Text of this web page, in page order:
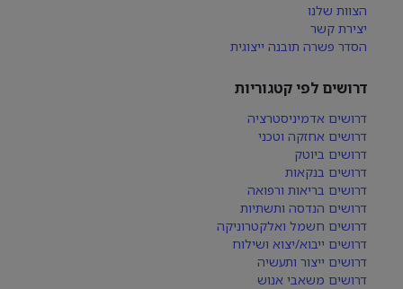
הצוות שלנו
יצירת קשר
הסדר פשרה תובנה ייצוגית
דרושים לפי קטגוריות
דרושים אדמיניסטרציה
דרושים אחזקה וטכני
דרושים ביוטק
דרושים בנקאות
דרושים בריאות ורפואה
דרושים הנדסה ותשתיות
דרושים חשמל ואלקטרוניקה
דרושים ייבוא/יצוא ושילוח
דרושים ייצור ותעשיה
דרושים משאבי אנוש